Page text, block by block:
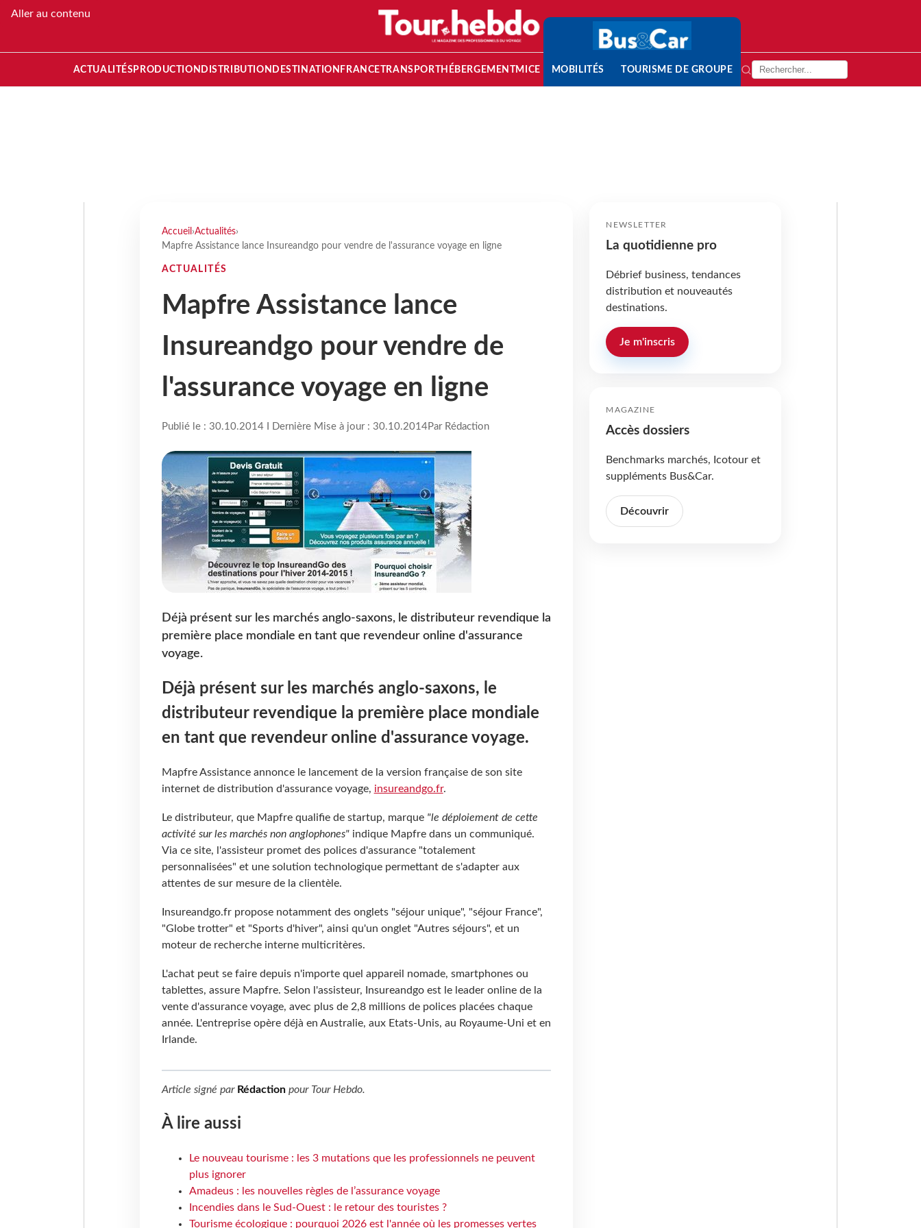
Aller au contenu
ACTUALITÉS PRODUCTION DISTRIBUTION DESTINATION FRANCETRANSPORT HÉBERGEMENTMICE MOBILITÉS TOURISME DE GROUPE
Accueil ›Actualités›
Mapfre Assistance lance Insureandgo pour vendre de l'assurance voyage en ligne
ACTUALITÉS
Mapfre Assistance lance
Insureandgo pour vendre de
l'assurance voyage en ligne
Publié le : 30.10.2014 I Dernière Mise à jour : 30.10.2014Par Rédaction
Déjà présent sur les marchés anglo-saxons, le distributeur revendique la
première place mondiale en tant que revendeur online d'assurance
voyage.
Déjà présent sur les marchés anglo-saxons, le
distributeur revendique la première place mondiale
en tant que revendeur online d'assurance voyage.
Mapfre Assistance annonce le lancement de la version française de son site
internet de distribution d'assurance voyage, insureandgo.fr.
Le distributeur, que Mapfre qualifie de startup, marque "le déploiement de cette
activité sur les marchés non anglophones" indique Mapfre dans un communiqué.
Via ce site, l'assisteur promet des polices d'assurance "totalement
personnalisées" et une solution technologique permettant de s'adapter aux
attentes de sur mesure de la clientèle.
Insureandgo.fr propose notamment des onglets "séjour unique", "séjour France",
"Globe trotter" et "Sports d'hiver", ainsi qu'un onglet "Autres séjours", et un
moteur de recherche interne multicritères.
L'achat peut se faire depuis n'importe quel appareil nomade, smartphones ou
tablettes, assure Mapfre. Selon l'assisteur, Insureandgo est le leader online de la
vente d'assurance voyage, avec plus de 2,8 millions de polices placées chaque
année. L'entreprise opère déjà en Australie, aux Etats-Unis, au Royaume-Uni et en
Irlande.
Article signé par Rédactionpour Tour Hebdo.
À lire aussi
Le nouveau tourisme : les 3 mutations que les professionnels ne peuvent
plus ignorer
Amadeus : les nouvelles règles de l’assurance voyage
Incendies dans le Sud-Ouest : le retour des touristes ?
Tourisme écologique : pourquoi 2026 est l'année où les promesses vertes
NEWSLETTER
La quotidienne pro
Débrief business, tendances
distribution et nouveautés
destinations.
Je m'inscris
MAGAZINE
Accès dossiers
Benchmarks marchés, Icotour et
suppléments Bus&Car.
Découvrir